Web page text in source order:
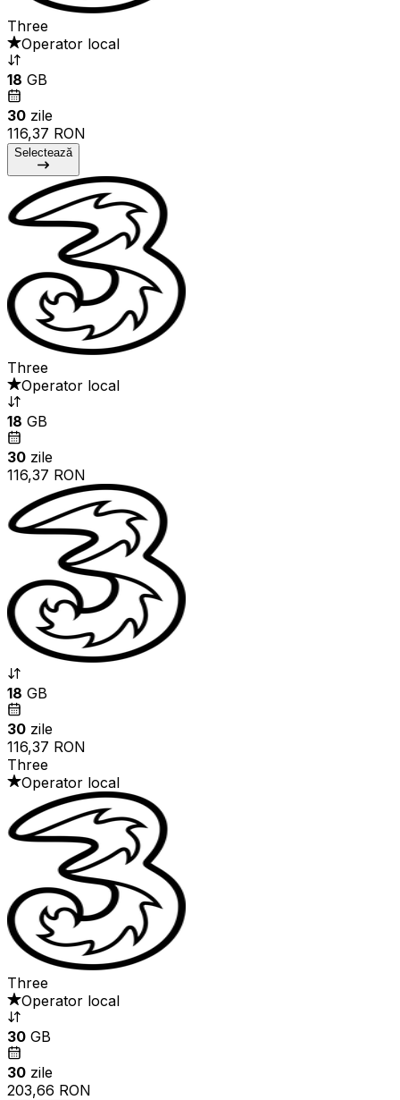
Three
Operator local
18 GB
30 zile
116,37 RON
Selectează
Three
Operator local
18 GB
30 zile
116,37 RON
18 GB
30 zile
116,37 RON
Three
Operator local
Three
Operator local
30 GB
30 zile
203,66 RON